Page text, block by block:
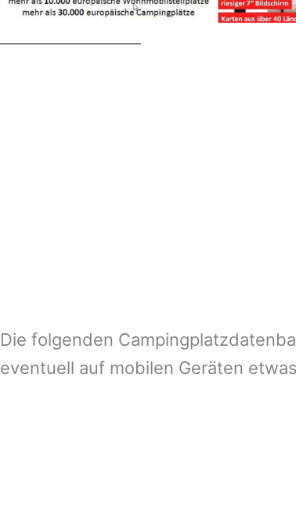
Die folgenden
eventuell auf mobilen Geräten